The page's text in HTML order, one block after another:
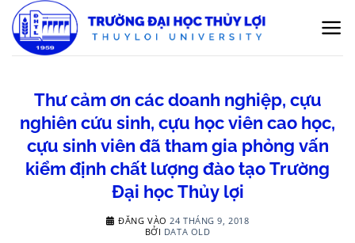
qua
nội
Thư cảm ơn các doanh nghiệp, cựu
nghiên cứu sinh, cựu học viên cao học,
cựu sinh viên đã tham gia phỏng vấn
kiểm định chất lượng đào tạo Trường
Đại học Thủy lợi
ĐĂNG VÀO 24 THÁNG 9, 2018
BỞI DATA OLD